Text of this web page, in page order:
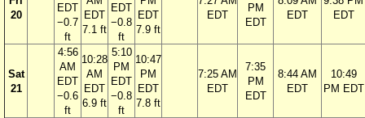
20
EDT
−0.7
ft
EDT
7.1 ft
EDT
−0.8
ft
EDT
7.9 ft
EDT
PM
EDT
EDT
EDT
Sat
21
4:56
AM
EDT
−0.6
ft
10:28
AM
EDT
6.9 ft
5:10
PM
EDT
−0.8
ft
10:47
PM
EDT
7.8 ft
7:25 AM
EDT
7:35
PM
EDT
8:44 AM
EDT
10:49
PM EDT